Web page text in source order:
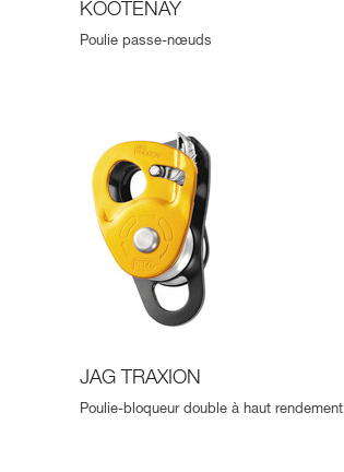
KOOTENAY
Poulie passe-nœuds
JAG TRAXION
Poulie-bloqueur double à haut rendement